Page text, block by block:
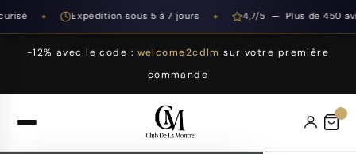
Expédition sous 5 à 7 jours 4,7/5 — Plus de 450 avis
-12% avec le code : welcome2cdlm sur votre première
commande